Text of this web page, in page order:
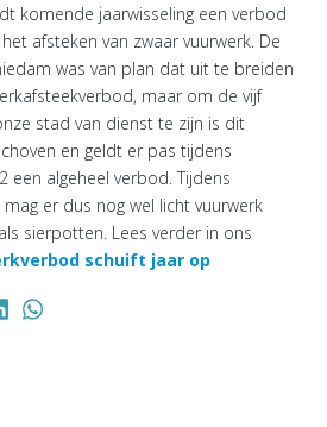
komende jaarwisseling een verbod
afsteken van zwaar vuurwerk. De
was van plan dat uit te breiden
maar om de vijf
stad van dienst te zijn is dit
en geldt er pas tijdens
een algeheel verbod. Tijdens
er dus nog wel licht vuurwerk
sierpotten. Lees verder in ons
schuift jaar op